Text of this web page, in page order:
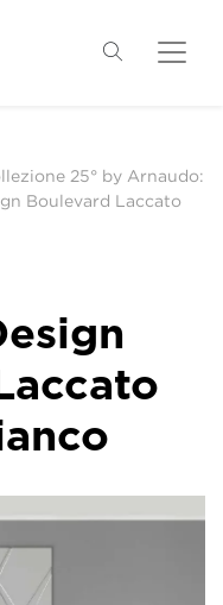
25° by Arnaudo:
Boulevard Laccato